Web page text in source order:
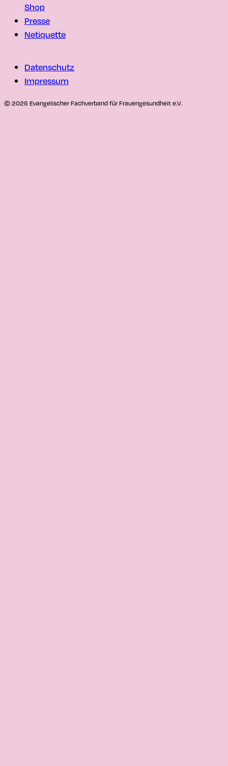
Shop
Presse
Netiquette
Datenschutz
Impressum
© 2026 Evangelischer Fachverband für Frauengesundheit e.V.